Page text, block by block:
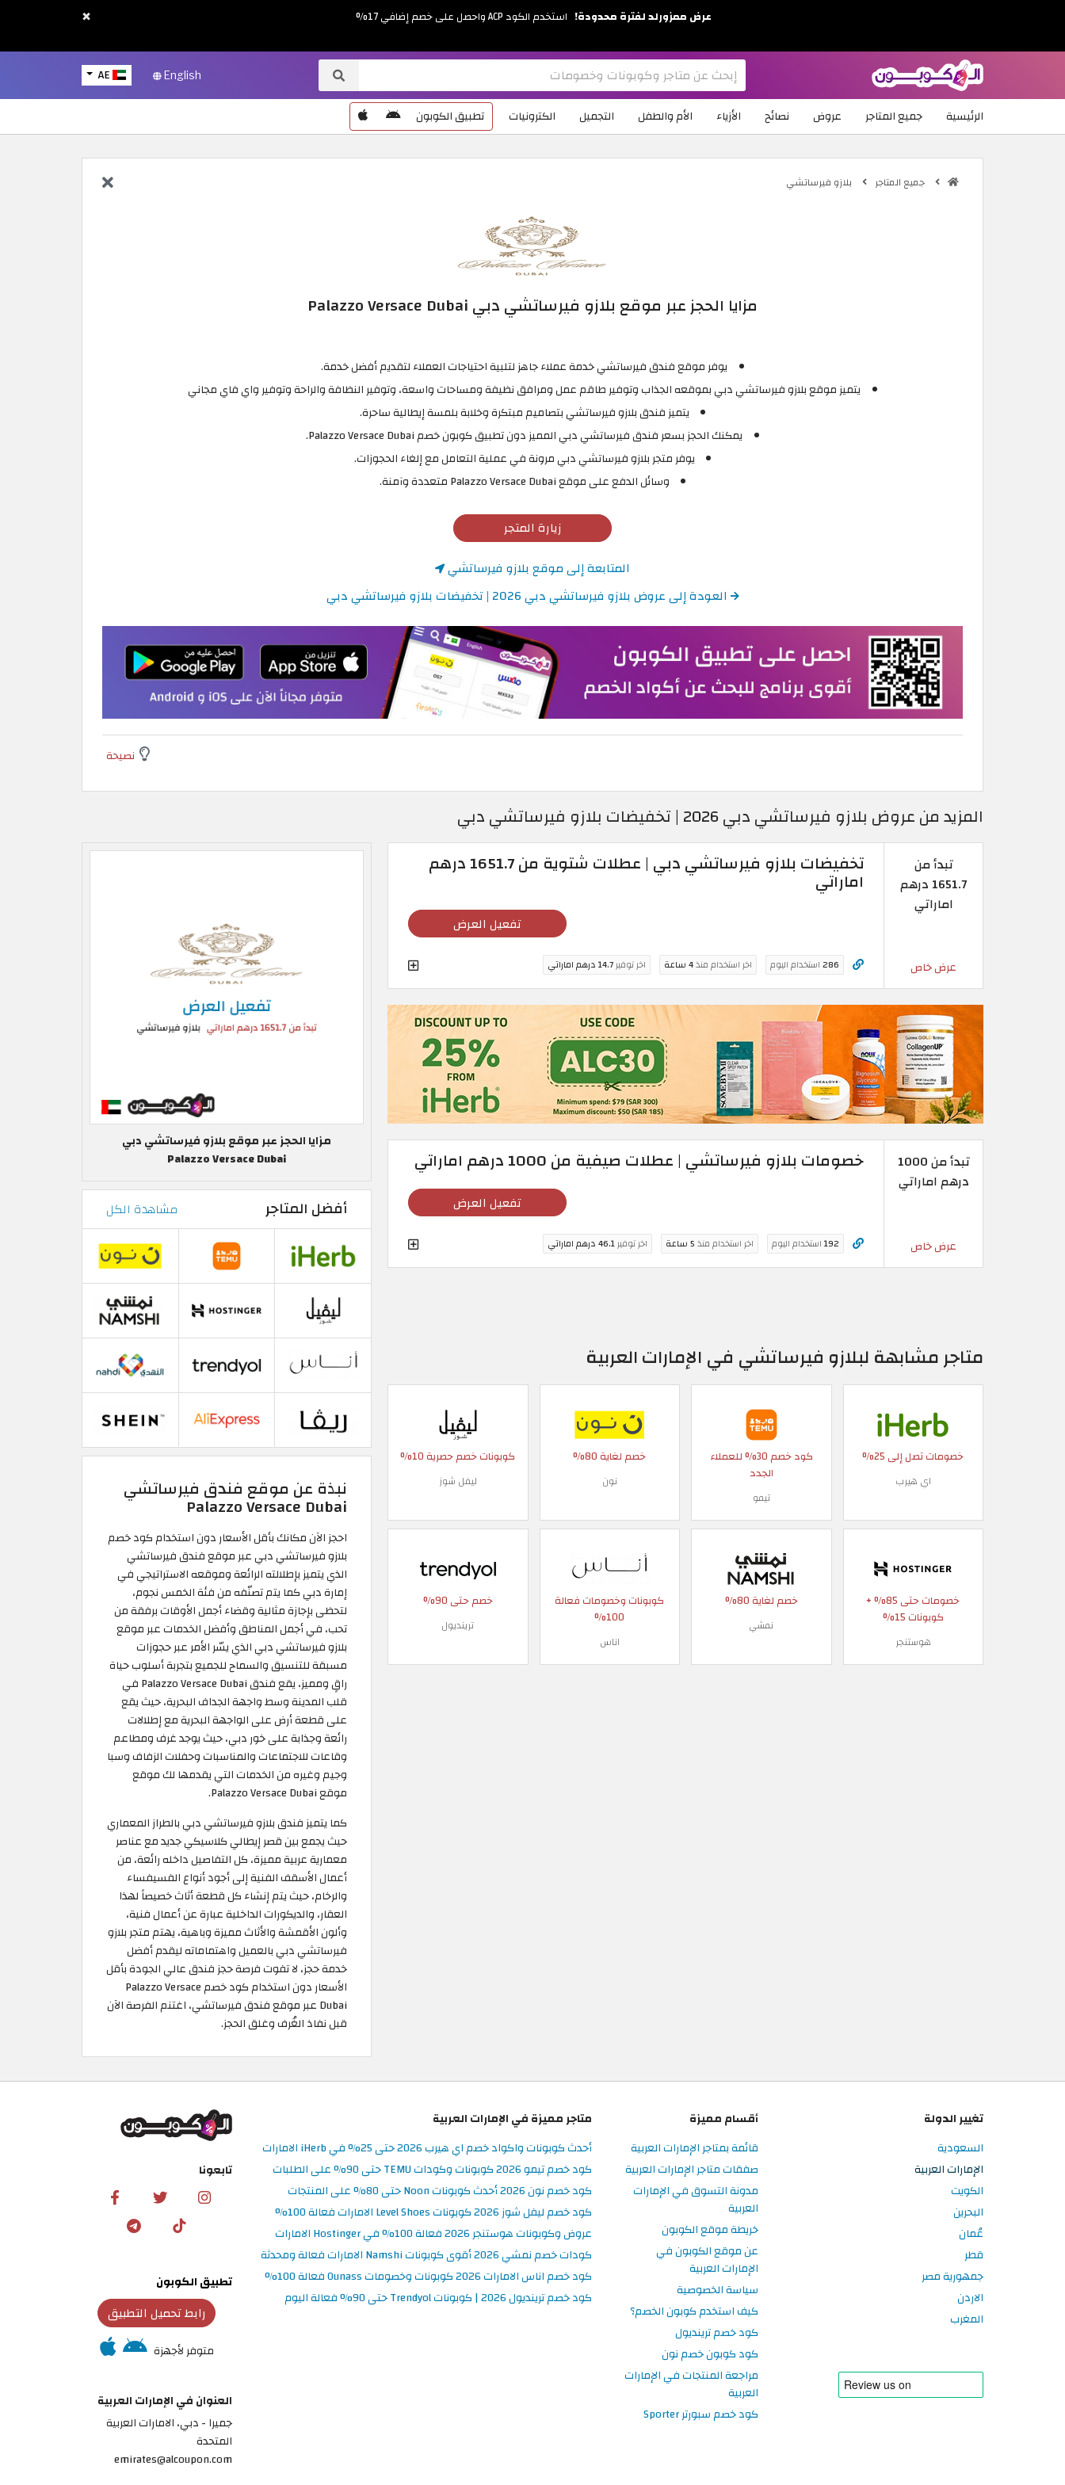
AE English
الرئيسية جميع المتاجر عروض نصائح الأزياء الأم والطفل التجميل الكترونيات تطبيق الكوبون
جميع المتاجر بلازو فيرساتشي
مزايا الحجز عبر موقع بلازو فيرساتشي دبي Palazzo Versace Dubai
يوفر موقع فندق فيرساتشي خدمة عملاء جاهز لتلبية احتياجات العملاء لتقديم أفضل خدمة.
يتميز موقع بلازو فيرساتشي دبي بموقعه الجذاب وتوفير طاقم عمل ومرافق نظيفة ومساحات واسعة، وتوفير النظافة والراحة وتوفير واي فاي مجاني
يتميز فندق بلازو فيرساتشي بتصاميم مبتكرة وخلابة بلمسة إيطالية ساحرة.
يمكنك الحجز بسعر فندق فيرساتشي دبي المميز دون تطبيق كوبون خصم Palazzo Versace Dubai.
يوفر متجر بلازو فيرساتشي دبي مرونة في عملية التعامل مع إلغاء الحجوزات.
وسائل الدفع على موقع Palazzo Versace Dubai متعددة وآمنة.
زيارة المتجر
المتابعة إلى موقع بلازو فيرساتشي
العودة إلى عروض بلازو فيرساتشي دبي 2026 | تخفيضات بلازو فيرساتشي دبي
نصيحة
المزيد من عروض بلازو فيرساتشي دبي 2026 | تخفيضات بلازو فيرساتشي دبي
تبدأ من
1651.7 درهم
اماراتي
عرض خاص
تخفيضات بلازو فيرساتشي دبي | عطلات شتوية من 1651.7 درهم
اماراتي
تفعيل العرض
286استخدام اليوم اخر استخدام منذ4 ساعة اخر توفير14.7 درهم اماراتي
تبدأ من 1000
درهم اماراتي
عرض خاص
خصومات بلازو فيرساتشي | عطلات صيفية من 1000 درهم اماراتي
تفعيل العرض
192استخدام اليوم اخر استخدام منذ5 ساعة اخر توفير46.1 درهم اماراتي
متاجر مشابهة لبلازو فيرساتشي في الإمارات العربية
خصومات تصل إلى 25%
اي هيرب
كود خصم 30% للعملاء
الجدد
تيمو
خصم لغاية 80%
نون
كوبونات خصم حصرية 10%
ليفل شوز
خصومات حتى 85% +
كوبونات 15%
هوستنجر
خصم لغاية 80%
نمشي
كوبونات وخصومات فعالة
100%
اناس
خصم حتى 90%
ترينديول
مزايا الحجز عبر موقع بلازو فيرساتشي دبي
Palazzo Versace Dubai
أفضل المتاجر مشاهدة الكل
نبذة عن موقع فندق فيرساتشي
Palazzo Versace Dubai
احجز الآن مكانك بأقل الأسعار دون استخدام كود خصم
بلازو فيرساتشي دبي عبر موقع فندق فيرساتشي
الذي يتميز بإطلالته الرائعة وموقعه الاستراتيجي في
إمارة دبي كما يتم تصنّفه من فئة الخمس نجوم،
لتحظى بإجازة مثالية وقضاء أجمل الأوقات برفقة من
تحب، في أجمل المناطق وأفضل الخدمات عبر موقع
بلازو فيرساتشي دبي الذي يسّر الأمر عبر حجوزات
مسبقة للتنسيق والسماح للجميع بتجربة أسلوب حياة
راقٍ ومميز، يقع فندق Palazzo Versace Dubai في
قلب المدينة وسط واجهة الجداف البحرية، حيث يقع
على قطعة أرض على الواجهة البحرية مع إطلالات
رائعة وجذابة على خور دبي، حيث يوجد غرف ومطاعم
وقاعات للاجتماعات والمناسبات وحفلات الزفاف وسبا
وجيم وغيره من الخدمات التي يقدمها لك موقع
موقع Palazzo Versace Dubai.
كما يتميز فندق بلازو فيرساتشي دبي بالطراز المعماري
حيث يجمع بين قصر إيطالي كلاسيكي جديد مع عناصر
معمارية عربية مميزة، كل التفاصيل داخله رائعة، من
أعمال الأسقف الفنية إلى أجود أنواع الفسيفساء
والرخام، حيث يتم إنشاء كل قطعة أثاث خصيصاً لهذا
العقار، والديكورات الداخلية عبارة عن أعمال فنية،
وألون الأقمشة والأثاث مميزة وباهية، يهتم متجر بلازو
فيرساتشي دبي بالعميل واهتماماته ليقدم أفضل
خدمة حجز، لا تفوت فرصة حجز فندق عالي الجودة بأقل
الأسعار دون استخدام كود خصم Palazzo Versace
Dubai عبر موقع فندق فيرساتشي، اغتنم الفرصة الآن
قبل نفاذ الغُرف وغلق الحجز.
تغيير الدولة
السعودية
الإمارات العربية
الكويت
البحرين
عُمان
قطر
جمهورية مصر
الاردن
المغرب
أقسام مميزة
قائمة بمتاجر الإمارات العربية
صفقات متاجر الإمارات العربية
مدونة التسوق في الإمارات
العربية
خريطة موقع الكوبون
عن موقع الكوبون في
الإمارات العربية
سياسة الخصوصية
كيف استخدم كوبون الخصم؟
كود خصم ترينديول
كود كوبون خصم نون
مراجعة المنتجات في الإمارات
العربية
كود خصم سبورتر Sporter
متاجر مميزة في الإمارات العربية
أحدث كوبونات واكواد خصم اي هيرب 2026 حتى 25% في iHerb الامارات
كود خصم تيمو 2026 كوبونات وكودات TEMU حتى 90% على الطلبات
كود خصم نون 2026 أحدث كوبونات Noon حتى 80% على المنتجات
كود خصم ليفل شوز 2026 كوبونات Level Shoes الامارات فعالة 100%
عروض وكوبونات هوستنجر 2026 فعالة 100% في Hostinger الامارات
كودات خصم نمشي 2026 أقوى كوبونات Namshi الامارات فعالة ومحدثة
كود خصم اناس الامارات 2026 كوبونات وخصومات Ounass فعالة 100%
كود خصم ترينديول 2026 | كوبونات Trendyol حتى 90% فعالة اليوم
تابعونا
تطبيق الكوبون
رابط تحميل التطبيق
متوفر لأجهزة
العنوان في الإمارات العربية
جميرا - دبي، الامارات العربية
المتحدة
emirates@alcoupon.com
× عرض ممزورلد لفترة محدودة! استخدم الكود ACP واحصل على خصم إضافي 17%